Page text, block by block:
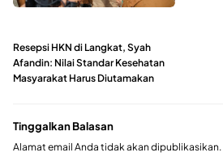
Resepsi HKN di Langkat, Syah
Afandin: Nilai Standar Kesehatan
Masyarakat Harus Diutamakan
Tinggalkan Balasan
Alamat email Anda tidak akan dipublikasikan.